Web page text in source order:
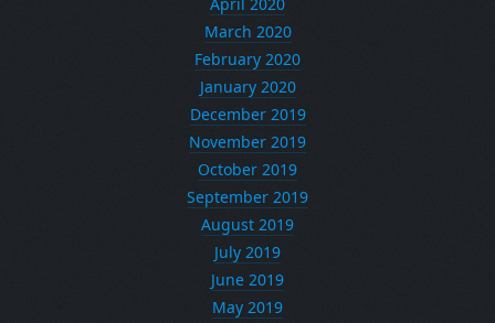
March 2020
February 2020
January 2020
December 2019
November 2019
October 2019
September 2019
August 2019
July 2019
June 2019
May 2019